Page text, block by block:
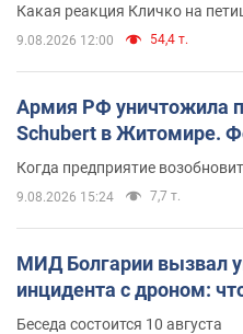
Какая реакция Кличко на
9.08.2026 12:00 54,4 т.
Армия РФ уничтожила
Schubert в Житомире.
Когда предприятие
9.08.2026 15:24 7,7 т.
МИД Болгарии вызвал
инцидента с дроном:
Беседа состоится 10 августа